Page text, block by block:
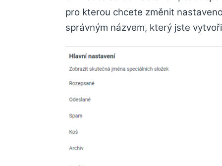
pro kterou chcete změnit
správným názvem, který jste